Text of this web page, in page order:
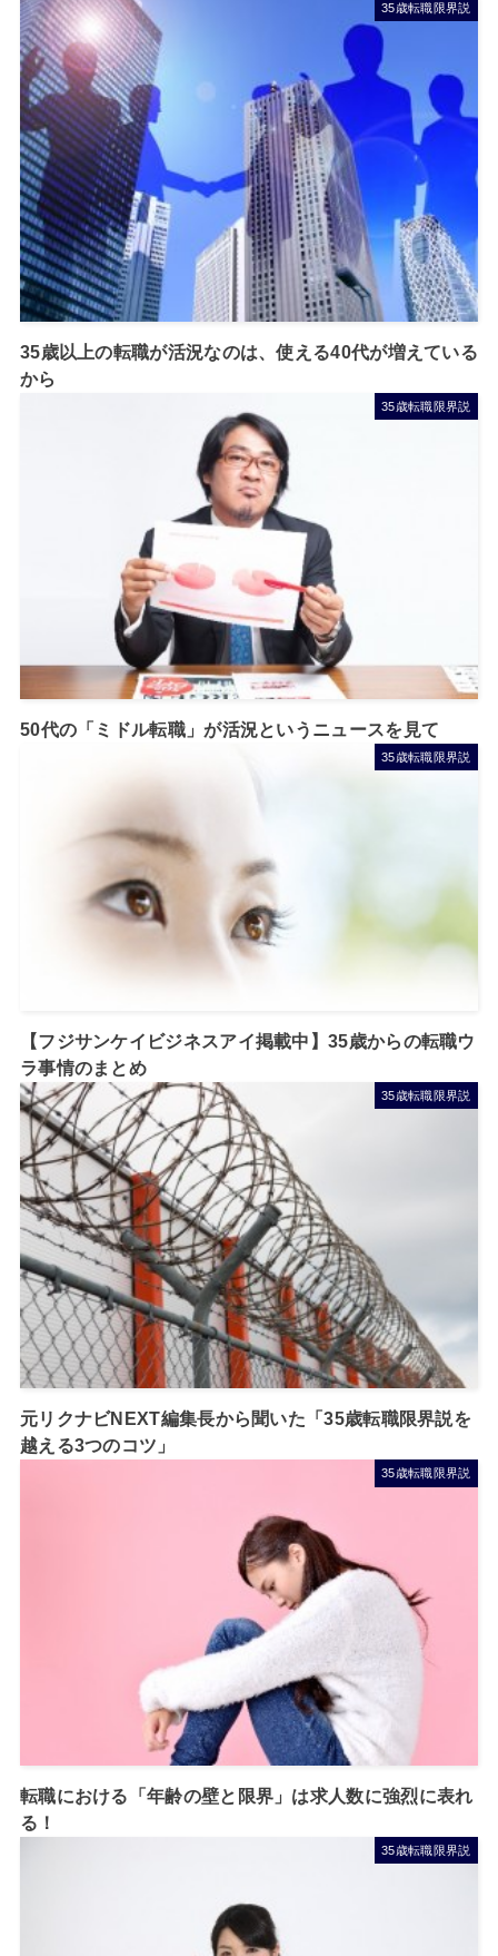
35歳転職限界説
35歳以上の転職が活況なのは、使える40代が増えている
から
35歳転職限界説
50代の「ミドル転職」が活況というニュースを見て
35歳転職限界説
【フジサンケイビジネスアイ掲載中】35歳からの転職ウ
ラ事情のまとめ
35歳転職限界説
元リクナビNEXT編集長から聞いた「35歳転職限界説を
越える3つのコツ」
35歳転職限界説
転職における「年齢の壁と限界」は求人数に強烈に表れ
る！
35歳転職限界説